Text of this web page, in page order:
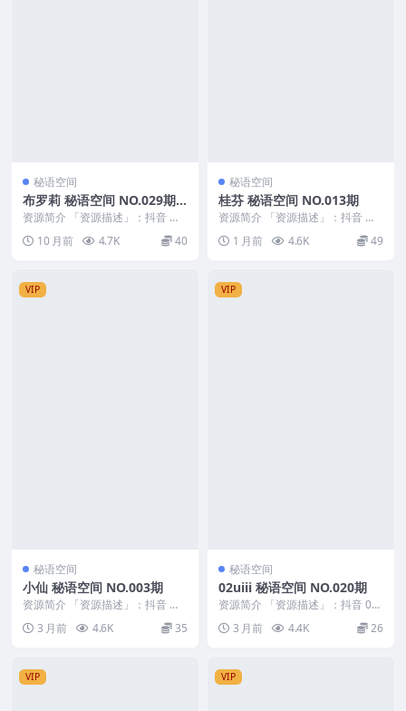
秘语空间
布罗莉 秘语空间 NO.029期
最新至：2025.10.22
资源简介 「资源描述」：抖音 布
罗莉 秘语空间 NO.029期 【2V】
最新至：...
10 月前 4.7K 40
秘语空间
桂芬 秘语空间 NO.013期
资源简介 「资源描述」：抖音 桂
芬 秘语空间 NO.013期 【29P3V】
「...1 月前 4.6K 49
VIP
秘语空间
小仙 秘语空间 NO.003期
资源简介 「资源描述」：抖音 小
仙 秘语空间 NO.003期 【10P6V】
「...3 月前 4.6K 35
VIP
秘语空间
02uiii 秘语空间 NO.020期
资源简介 「资源描述」：抖音 02
uiii 秘语空间 NO.020期 【21P4...
3 月前 4.4K 26
VIP VIP